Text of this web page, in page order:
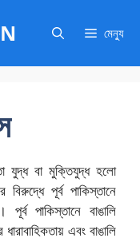
মেন্যু
যুদ্ধ বা মুক্তিযুদ্ধ হলো
বিরুদ্ধে পূর্ব পাকিস্তানে
পাকিস্তানে বাঙালি
এবং বাঙালি